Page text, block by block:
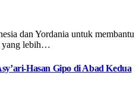
dan Yordania untuk membantu
yang lebih…
Hasan Gipo di Abad Kedua